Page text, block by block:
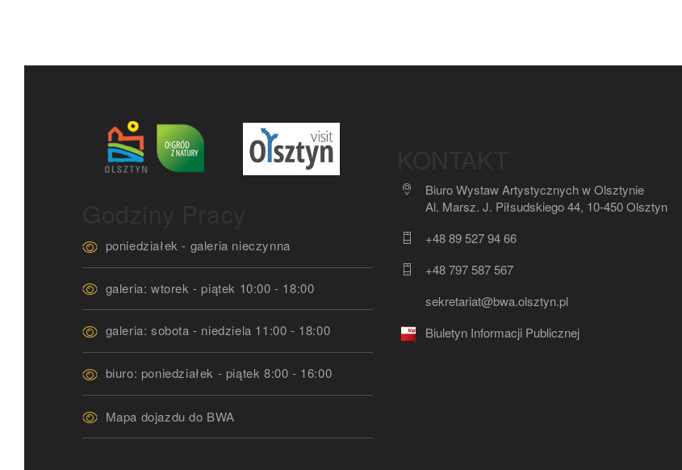
poniedziałek - galeria nieczynna
galeria: wtorek - piątek 10:00 - 18:00
galeria: sobota - niedziela 11:00 - 18:00
biuro: poniedziałek - piątek 8:00 - 16:00
Mapa dojazdu do BWA
Biuro Wystaw Artystycznych w Olsztynie
Al. Marsz. J. Piłsudskiego 44, 10-450 Olsztyn
+48 89 527 94 66
+48 797 587 567
sekretariat@bwa.olsztyn.pl
Biuletyn Informacji Publicznej